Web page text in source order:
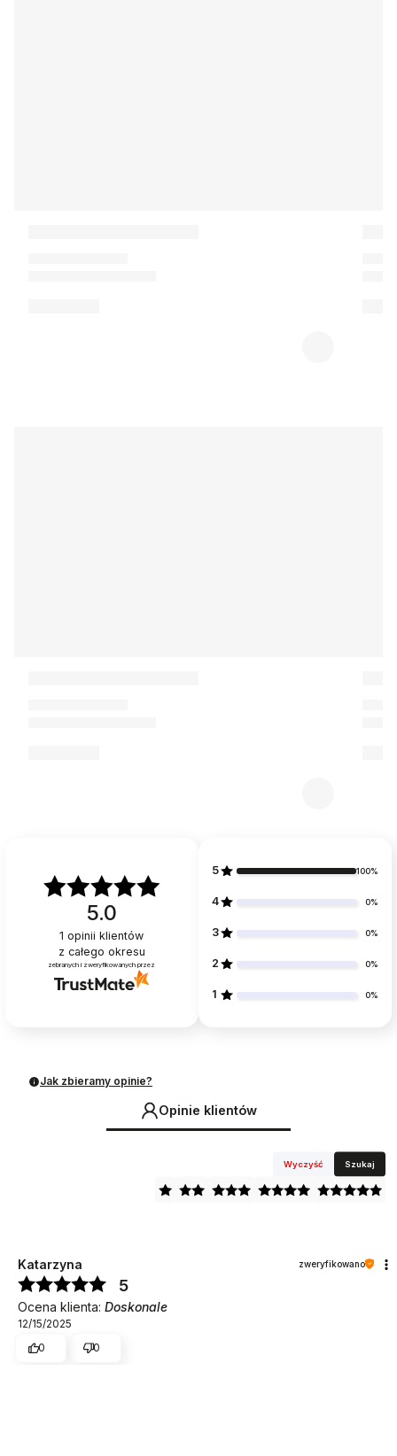
5.0
1 opinii klientów
z całego okresu
zebranych i zweryfikowanych przez
5 100%
4 0%
3 0%
2 0%
1 0%
Jak zbieramy opinie?
Opinie klientów
Wyczyść Szukaj
Katarzyna zweryfikowano
5
Ocena klienta: Doskonale
12/15/2025
0
0